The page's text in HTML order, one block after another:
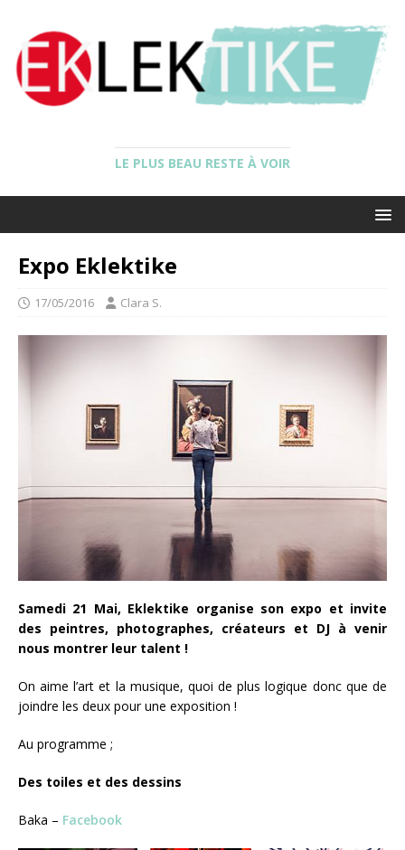
LE PLUS BEAU RESTE À VOIR
Expo Eklektike
17/05/2016 Clara S.
Samedi 21 Mai, Eklektike organise son expo et invite
des peintres, photographes, créateurs et DJ à venir
nous montrer leur talent !
On aime l’art et la musique, quoi de plus logique donc que de
joindre les deux pour une exposition !
Au programme ;
Des toiles et des dessins
Baka – Facebook